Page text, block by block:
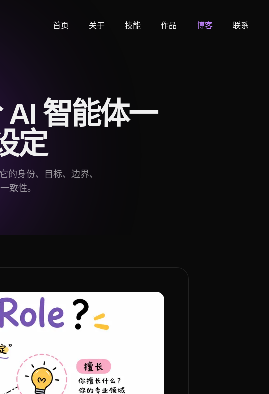
首页 关于 技能 作品 博客 联系
智能体一
定
的身份、目标、边界、
致性。